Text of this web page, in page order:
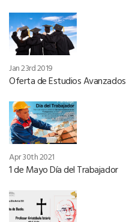
Jan 23rd 2019
Oferta de Estudios Avanzados
Apr 30th 2021
1 de Mayo Día del Trabajador